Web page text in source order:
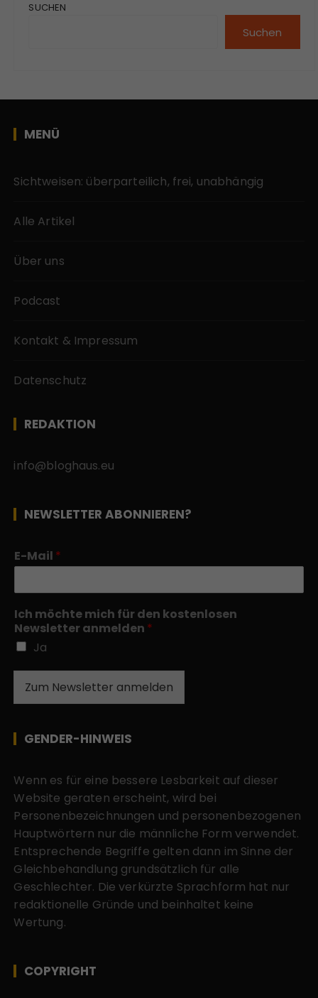
SUCHEN
Suchen
MENÜ
Sichtweisen: überparteilich, frei, unabhängig
Alle Artikel
Über uns
Podcast
Kontakt & Impressum
Datenschutz
REDAKTION
info@bloghaus.eu
NEWSLETTER ABONNIEREN?
E-Mail *
Ich möchte mich für den kostenlosen
Newsletter anmelden *
Ja
Zum Newsletter anmelden
GENDER-HINWEIS
Wenn es für eine bessere Lesbarkeit auf dieser
Website geraten erscheint, wird bei
Personenbezeichnungen und personenbezogenen
Hauptwörtern nur die männliche Form verwendet.
Entsprechende Begriffe gelten dann im Sinne der
Gleichbehandlung grundsätzlich für alle
Geschlechter. Die verkürzte Sprachform hat nur
redaktionelle Gründe und beinhaltet keine
Wertung.
COPYRIGHT